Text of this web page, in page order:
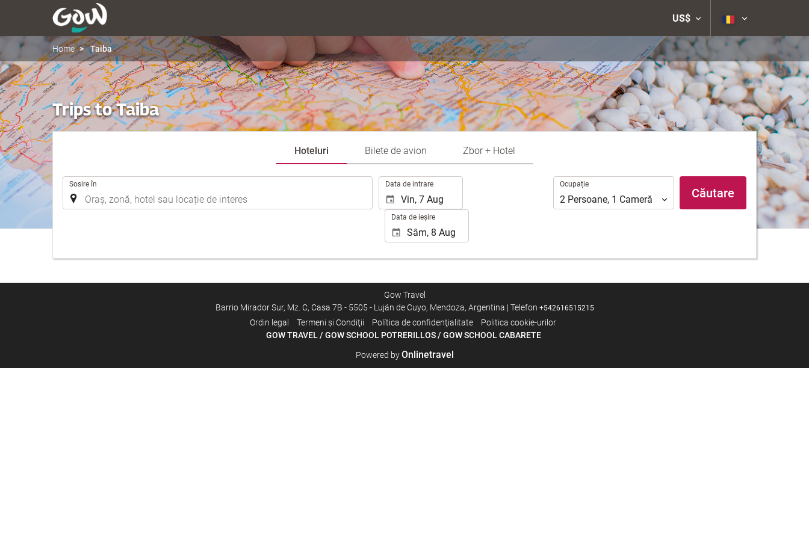
US$
Home Taiba
Trips to Taiba
Hoteluri Bilete de avion Zbor + Hotel
Sosire în Data de intrare
Data de ieșire
Ocupație
Ocupație
2 Persoane, 1 Cameră Căutare
Gow Travel
Barrio Mirador Sur, Mz. C, Casa 7B - 5505 - Luján de Cuyo, Mendoza, Argentina | Telefon +542616515215
Ordin legal Termeni şi Condiţii Política de confidenţialitate
Politica cookie-urilor
GOW TRAVEL / GOW SCHOOL POTRERILLOS / GOW SCHOOL CABARETE
Powered byOnlinetravel